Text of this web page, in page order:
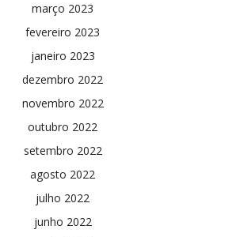
março 2023
fevereiro 2023
janeiro 2023
dezembro 2022
novembro 2022
outubro 2022
setembro 2022
agosto 2022
julho 2022
junho 2022